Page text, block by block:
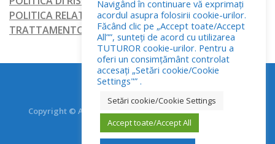
POLITICA RELATIVA AI FILE COOKIE
TRATTAMENTO DEI DATI PERSONALI
Copyright © Asociația Italienilor din România - RO.AS.IT.
Toate drepturile rezervate.
Navigând în continuare vă exprimați
acordul asupra folosirii cookie-urilor.
Făcând clic pe „Accept toate/Accept
All””, sunteți de acord cu utilizarea
TUTUROR cookie-urilor. Pentru a
oferi un consimțământ controlat
accesați „Setări cookie/Cookie
Settings"” .
Setări cookie/Cookie Settings
Accept toate/Accept All